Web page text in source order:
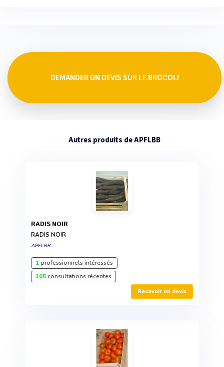
DEMANDER UN DEVIS SUR LE BROCOLI
Autres produits de APFLBB
RADIS NOIR
RADIS NOIR
APFLBB
1professionnels intéressés
305consultations récentes
Recevoir un devis